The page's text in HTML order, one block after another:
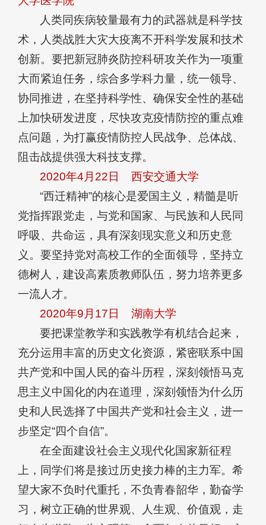
人类同疾病较量最有力的武器就是科学技
术，人类战胜大灾大疫离不开科学发展和技术
创新。要把新冠肺炎防控科研攻关作为一项重
大而紧迫任务，综合多学科力量，统一领导、
协同推进，在坚持科学性、确保安全性的基础
上加快研发进度，尽快攻克疫情防控的重点难
点问题，为打赢疫情防控人民战争、总体战、
阻击战提供强大科技支撑。
2020年4月22日西安交通大学
“西迁精神”的核心是爱国主义，精髓是听
党指挥跟党走，与党和国家、与民族和人民同
呼吸、共命运，具有深刻现实意义和历史意
义。要坚持党对高校工作的全面领导，坚持立
德树人，建设高素质教师队伍，努力培养更多
一流人才。
2020年9月17日湖南大学
要把课堂教学和实践教学有机结合起来，
充分运用丰富的历史文化资源，紧密联系中国
共产党和中国人民的奋斗历程，深刻领悟马克
思主义中国化的内在道理，深刻领悟为什么历
史和人民选择了中国共产党和社会主义，进一
步坚定“四个自信”。
在全面建设社会主义现代化国家新征程
上，同学们将是接过历史接力棒的主力军。希
望大家不负时代重托，不负青春韶华，勤奋学
习，树立正确的世界观、人生观、价值观，走